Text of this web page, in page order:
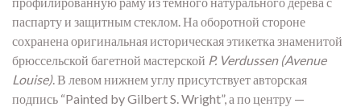
паспарту и защитным стеклом. На оборотной стороне
сохранена оригинальная историческая этикетка знаменитой
брюссельской багетной мастерской P. Verdussen (Avenue
Louise). В левом нижнем углу присутствует авторская
подпись “Painted by Gilbert S. Wright”, а по центру —